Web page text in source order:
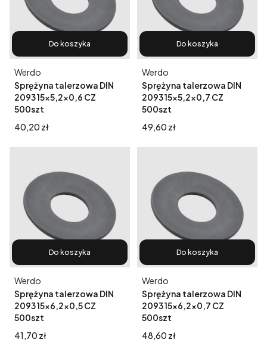
Do koszyka
Sprężyna talerzowa DIN
2093 15x5,2x0,6 CZ
500szt
Producent
Werdo
Cena
40,20 zł
Do koszyka
Sprężyna talerzowa DIN
2093 15x5,2x0,7 CZ
500szt
Producent
Werdo
Cena
49,60 zł
Do koszyka
Sprężyna talerzowa DIN
2093 15x6,2x0,5 CZ
500szt
Producent
Werdo
Cena
41,70 zł
Do koszyka
Sprężyna talerzowa DIN
2093 15x6,2x0,7 CZ
500szt
Producent
Werdo
Cena
48,60 zł